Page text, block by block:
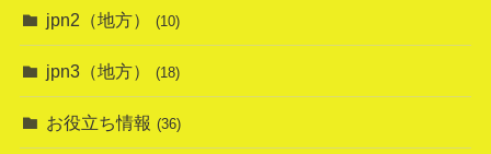
jpn2（地方） (10)
jpn3（地方） (18)
お役立ち情報 (36)